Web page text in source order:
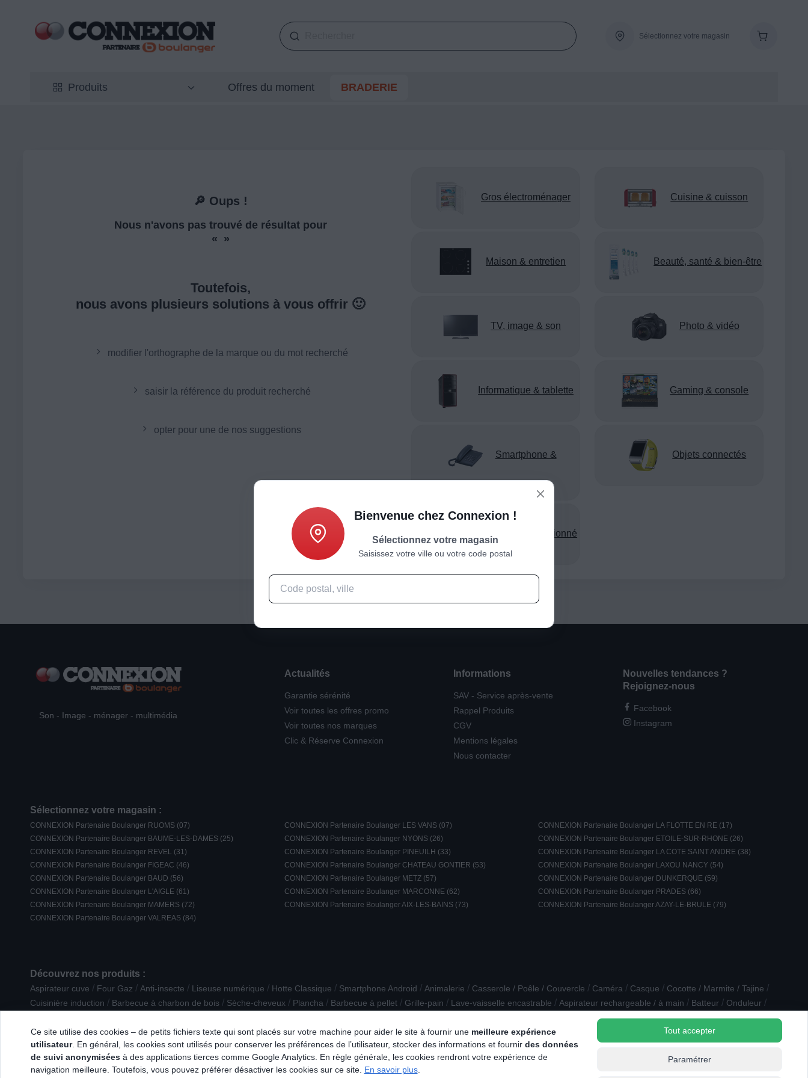
Sélectionnez votre magasin
Produits Offres du moment BRADERIE
🔎 Oups !
Nous n'avons pas trouvé de résultat pour
« »
Toutefois,
nous avons plusieurs solutions à vous offrir 🙂
modifier l'orthographe de la marque ou du mot recherché
saisir la référence du produit recherché
opter pour une de nos suggestions
Gros électroménager Cuisine & cuisson
Maison & entretien Beauté, santé & bien-être
TV, image & son Photo & vidéo
Informatique & tablette Gaming & console
Smartphone & Objets connectés
Appareil reconditionné
Ce site utilise des cookies – de petits fichiers texte qui sont placés sur votre machine pour aider le site à fournir une meilleure expérience
utilisateur. En général, les cookies sont utilisés pour conserver les préférences de l’utilisateur, stocker des informations et fournir des données
de suivi anonymiséesà des applications tierces comme Google Analytics. En règle générale, les cookies rendront votre expérience de
navigation meilleure. Toutefois, vous pouvez préférer désactiver les cookies sur ce site. En savoir plus.
Tout accepter
Paramétrer
Son - Image - ménager - multimédia
Actualités
Garantie sérénité
Voir toutes les offres promo
Voir toutes nos marques
Clic & Réserve Connexion
Informations
SAV - Service après-vente
Rappel Produits
CGV
Mentions légales
Nous contacter
Nouvelles tendances ?
Rejoignez-nous
Facebook
Instagram
Sélectionnez votre magasin :
CONNEXION Partenaire Boulanger RUOMS (07) CONNEXION Partenaire Boulanger LES VANS (07)
CONNEXION Partenaire Boulanger LA FLOTTE EN RE (17)
CONNEXION Partenaire Boulanger BAUME-LES-DAMES (25)
CONNEXION Partenaire Boulanger NYONS (26)
CONNEXION Partenaire Boulanger ETOILE-SUR-RHONE (26)
CONNEXION Partenaire Boulanger REVEL (31)
CONNEXION Partenaire Boulanger PINEUILH (33)
CONNEXION Partenaire Boulanger LA COTE SAINT ANDRE (38)
CONNEXION Partenaire Boulanger FIGEAC (46)
CONNEXION Partenaire Boulanger CHATEAU GONTIER (53)
CONNEXION Partenaire Boulanger LAXOU NANCY (54)
CONNEXION Partenaire Boulanger BAUD (56)
CONNEXION Partenaire Boulanger METZ (57)
CONNEXION Partenaire Boulanger DUNKERQUE (59)
CONNEXION Partenaire Boulanger L'AIGLE (61)
CONNEXION Partenaire Boulanger MARCONNE (62)
CONNEXION Partenaire Boulanger PRADES (66)
CONNEXION Partenaire Boulanger MAMERS (72)
CONNEXION Partenaire Boulanger AIX-LES-BAINS (73)
CONNEXION Partenaire Boulanger AZAY-LE-BRULE (79)
CONNEXION Partenaire Boulanger VALREAS (84)
Découvrez nos produits :
Aspirateur cuve / Four Gaz / Anti-insecte / Liseuse numérique / Hotte Classique / Smartphone Android / Animalerie / Casserole / Poêle / Couvercle / Caméra / Casque / Cocotte / Marmite / Tajine /
Cuisinière induction / Barbecue à charbon de bois / Sèche-cheveux / Plancha / Barbecue à pellet / Grille-pain / Lave-vaisselle encastrable / Aspirateur rechargeable / à main / Batteur / Onduleur /
Bienvenue chez Connexion !
Sélectionnez votre magasin
Saisissez votre ville ou votre code postal